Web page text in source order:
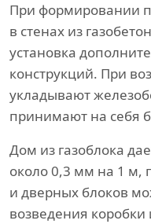
При формировании
в стенах из
установка
конструкций. При
укладывают
принимают на себя
Дом из газоблока
около 0,3 мм на 1 м,
и дверных блоков
возведения